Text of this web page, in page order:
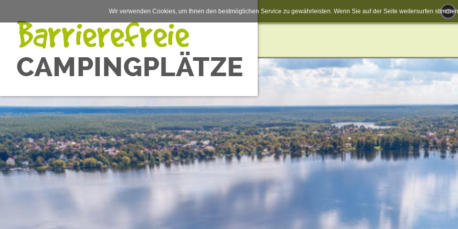
Wir verwenden Cookies, um Ihnen den bestmöglichen Service zu gewährleisten. Wenn Sie auf der Seite weitersurfen